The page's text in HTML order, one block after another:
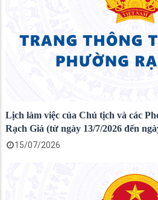
Lịch làm việc của Chủ tịch và các
Rạch Giá (từ ngày 13/7/2026 đến
15/07/2026